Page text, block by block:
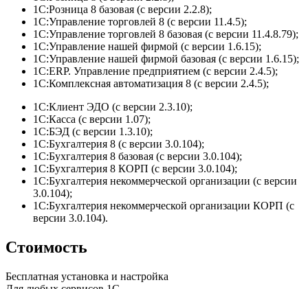
1С:Розница 8 базовая (с версии 2.2.8);
1С:Управление торговлей 8 (с версии 11.4.5);
1С:Управление торговлей 8 базовая (с версии 11.4.8.79);
1С:Управление нашей фирмой (с версии 1.6.15);
1С:Управление нашей фирмой базовая (с версии 1.6.15);
1С:ERP. Управление предприятием (с версии 2.4.5);
1С:Комплексная автоматизация 8 (с версии 2.4.5);
1С:Клиент ЭДО (с версии 2.3.10);
1С:Касса (с версии 1.07);
1С:БЭД (с версии 1.3.10);
1С:Бухгалтерия 8 (с версии 3.0.104);
1С:Бухгалтерия 8 базовая (с версии 3.0.104);
1С:Бухгалтерия 8 КОРП (с версии 3.0.104);
1С:Бухгалтерия некоммерческой организации (с версии
3.0.104);
1С:Бухгалтерия некоммерческой организации КОРП (с
версии 3.0.104).
Стоимость
Бесплатная установка и настройка